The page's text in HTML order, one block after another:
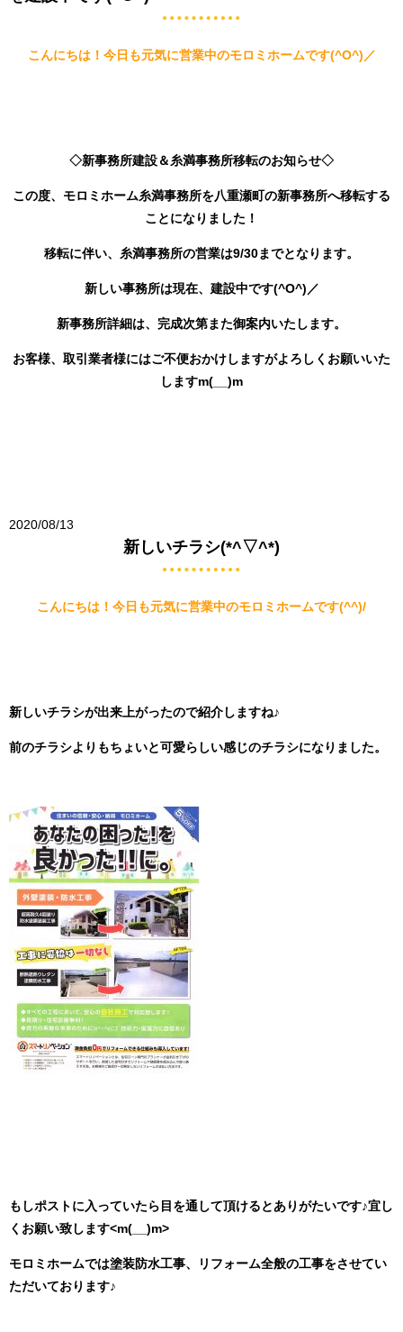
こんにちは！今日も元気に営業中のモロミホームです(^O^)／
◇新事務所建設＆糸満事務所移転のお知らせ◇
この度、モロミホーム糸満事務所を八重瀬町の新事務所へ移転する
ことになりました！
移転に伴い、糸満事務所の営業は9/30までとなります。
新しい事務所は現在、建設中です(^O^)／
新事務所詳細は、完成次第また御案内いたします。
お客様、取引業者様にはご不便おかけしますがよろしくお願いいた
しますm(__)m
2020/08/13
新しいチラシ(*^▽^*)
こんにちは！今日も元気に営業中のモロミホームです(^^)/
新しいチラシが出来 上がったので紹介しますね♪
前のチラシよりもちょいと可愛らしい感じのチラシになりました。
もしポストに入っていたら目を通して頂けるとありがたいです♪宜し
くお願い致します<m(__)m>
モロミホームでは塗装防水工事、リフォーム全般の工事をさせてい
ただいております♪